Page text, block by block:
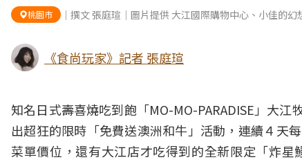
桃園市 ｜撰文 張庭瑄｜圖片提供 大江國際購物中心、小佳的幻
《食尚玩家》記者 張庭瑄
知名日式壽喜燒吃到飽「MO-MO-PARADISE」大
出超狂的限時「免費送澳洲和牛」活動，連續４天
菜單價位，還有大江店才吃得到的全新限定「炸